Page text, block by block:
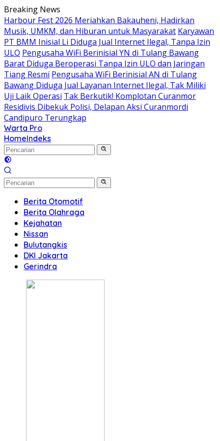
Langsung
ke
konten
Breaking News
Harbour Fest 2026 Meriahkan Bakauheni, Hadirkan
Musik, UMKM, dan Hiburan untuk Masyarakat Karyawan
PT BMM Inisial Li Diduga Jual Internet Ilegal, Tanpa Izin
ULO Pengusaha WiFi Berinisial YN di Tulang Bawang
Barat Diduga Beroperasi Tanpa Izin ULO dan Jaringan
Tiang Resmi Pengusaha WiFi Berinisial AN di Tulang
Bawang Diduga Jual Layanan Internet Ilegal, Tak Miliki
Uji Laik Operasi Tak Berkutik! Komplotan Curanmor
Residivis Dibekuk Polisi, Delapan Aksi Curanmordi
Candipuro Terungkap
Warta Pro
Akurat
dan
Terpercaya
HomeIndeks
Berita Otomotif
Berita Olahraga
Kejahatan
Nissan
Bulutangkis
DKI Jakarta
Gerindra